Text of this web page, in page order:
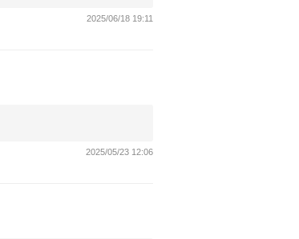
2025/06/18 19:11
2025/05/23 12:06